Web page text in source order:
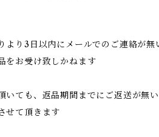
より3日以内にメールでのご連絡が
をお受け致しかねます
いても、返品期間までにご返送が無
せて頂きます